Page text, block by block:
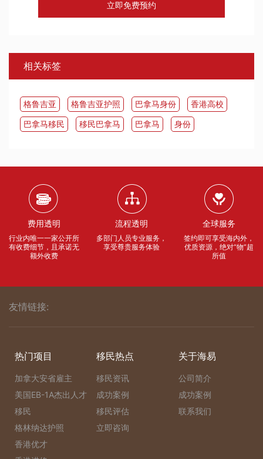
立即免费预约
相关标签
​格鲁吉亚 格鲁吉亚护照 巴拿马身份
香港高校
​巴拿马移民
移民巴拿马 ​巴拿马 身份
费用透明
行业内唯一一家公开所
有收费细节，且承诺无
额外收费
流程透明
多部门人员专业服务，
享受尊贵服务体验
全球服务
签约即可享受海内外，
优质资源，绝对“物”超
所值
友情链接:
热门项目
加拿大安省雇主
美国EB-1A杰出人才
移民
格林纳达护照
香港优才
移民热点
移民资讯
成功案例
移民评估
立即咨询
关于海易
公司简介
成功案例
联系我们